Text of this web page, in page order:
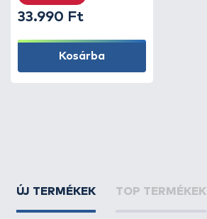
33.990 Ft
Kosárba
ÚJ TERMÉKEK TOP TERMÉKEK